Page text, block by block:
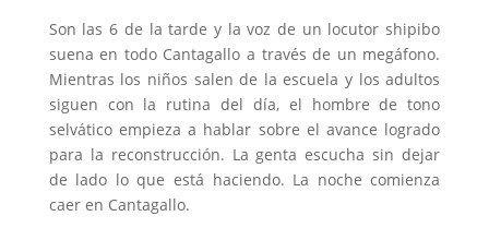
Son las 6 de la tarde y la voz de un locutor shipibo
suena en todo Cantagallo a través de un megáfono.
Mientras los niños salen de la escuela y los adultos
siguen con la rutina del día, el hombre de tono
selvático empieza a hablar sobre el avance logrado
para la reconstrucción. La genta escucha sin dejar
de lado lo que está haciendo. La noche comienza
caer en Cantagallo.